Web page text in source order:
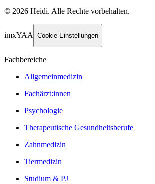
© 2026 Heidi. Alle Rechte vorbehalten.
imxYAA Cookie-Einstellungen
Fachbereiche
Allgemeinmedizin
Fachärzt:innen
Psychologie
Therapeutische Gesundheitsberufe
Zahnmedizin
Tiermedizin
Studium & PJ